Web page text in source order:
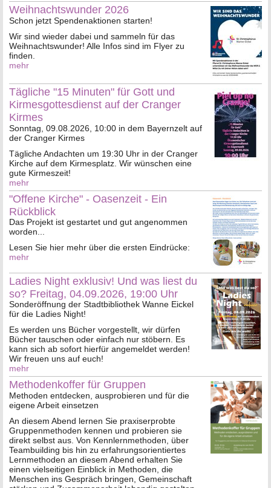
Weihnachtswunder 2026
Schon jetzt Spendenaktionen starten!
Wir sind wieder dabei und sammeln für das
Weihnachtswunder! Alle Infos sind im Flyer zu
finden.
mehr
Tägliche "15 Minuten" für Gott und
Kirmesgottesdienst auf der Cranger
Kirmes
Sonntag, 09.08.2026, 10:00 in dem Bayernzelt auf
der Cranger Kirmes
Tägliche Andachten um 19:30 Uhr in der Cranger
Kirche auf dem Kirmesplatz. Wir wünschen eine
gute Kirmeszeit!
mehr
"Offene Kirche" - Oasenzeit - Ein
Rückblick
Das Projekt ist gestartet und gut angenommen
worden...
Lesen Sie hier mehr über die ersten Eindrücke:
mehr
Ladies Night exklusiv! Und was liest du
so? Freitag, 04.09.2026, 19:00 Uhr
Sonderöffnung der Stadtbibliothek Wanne Eickel
für die Ladies Night!
Es werden uns Bücher vorgestellt, wir dürfen
Bücher tauschen oder einfach nur stöbern. Es
kann sich ab sofort hierfür angemeldet werden!
Wir freuen uns auf euch!
mehr
Methodenkoffer für Gruppen
Methoden entdecken, ausprobieren und für die
eigene Arbeit einsetzen
An diesem Abend lernen Sie praxiserprobte
Gruppenmethoden kennen und probieren sie
direkt selbst aus. Von Kennlernmethoden, über
Teambuilding bis hin zu erfahrungsorientiertes
Lernmethoden an diesem Abend erhalten Sie
einen vielseitigen Einblick in Methoden, die
Menschen ins Gespräch bringen, Gemeinschaft